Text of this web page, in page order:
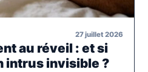
27 juillet 2026
au réveil : et si
intrus invisible ?